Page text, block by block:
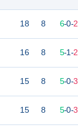
18 8 6-0-2
16 8 5-1-2
15 8 5-0-3
15 8 5-0-3